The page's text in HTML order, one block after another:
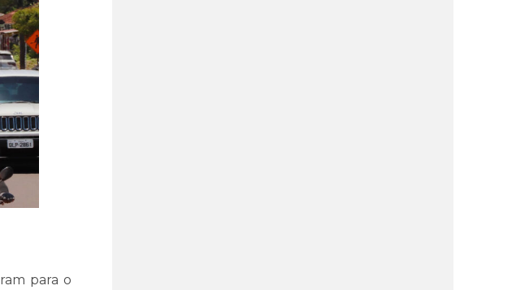
para o